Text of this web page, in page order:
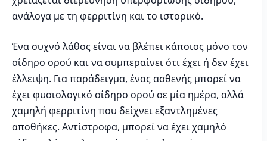
ανάλογα με τη φερριτίνη και το ιστορικό.
Ένα συχνό λάθος είναι να βλέπει κάποιος μόνο τον
σίδηρο ορού και να συμπεραίνει ότι έχει ή δεν έχει
έλλειψη. Για παράδειγμα, ένας ασθενής μπορεί να
έχει φυσιολογικό σίδηρο ορού σε μία ημέρα, αλλά
χαμηλή φερριτίνη που δείχνει εξαντλημένες
αποθήκες. Αντίστροφα, μπορεί να έχει χαμηλό